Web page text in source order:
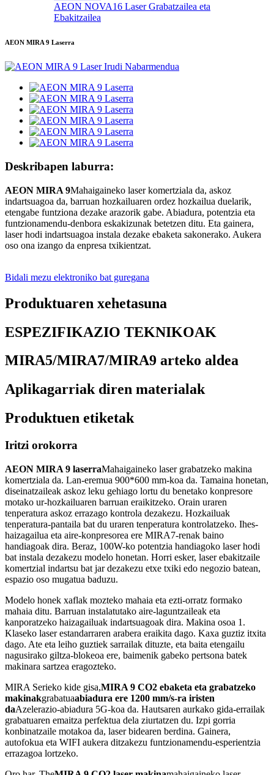
AEON NOVA16 Laser Grabatzailea eta
Ebakitzailea
AEON MIRA 9 Laserra
Deskribapen laburra:
AEON MIRA 9Mahaigaineko laser komertziala da, askoz
indartsuagoa da, barruan hozkailuaren ordez hozkailua duelarik,
etengabe funtziona dezake arazorik gabe. Abiadura, potentzia eta
funtzionamendu-denbora eskakizunak betetzen ditu. Eta gainera,
laser hodi indartsuagoa instala dezake ebaketa sakonerako. Aukera
oso ona izango da enpresa txikientzat.
Bidali mezu elektroniko bat guregana
Produktuaren xehetasuna
ESPEZIFIKAZIO TEKNIKOAK
MIRA5/MIRA7/MIRA9 arteko aldea
Aplikagarriak diren materialak
Produktuen etiketak
Iritzi orokorra
AEON MIRA 9 laserraMahaigaineko laser grabatzeko makina
komertziala da. Lan-eremua 900*600 mm-koa da. Tamaina honetan,
diseinatzaileak askoz leku gehiago lortu du benetako konpresore
motako ur-hozkailuaren barruan eraikitzeko. Orain uraren
tenperatura askoz errazago kontrola dezakezu. Hozkailuak
tenperatura-pantaila bat du uraren tenperatura kontrolatzeko. Ihes-
haizagailua eta aire-konpresorea ere MIRA7-renak baino
handiagoak dira. Beraz, 100W-ko potentzia handiagoko laser hodi
bat instala dezakezu modelo honetan. Horri esker, laser ebakitzaile
komertzial indartsu bat jar dezakezu etxe txiki edo negozio batean,
espazio oso mugatua baduzu.
Modelo honek xaflak mozteko mahaia eta ezti-orratz formako
mahaia ditu. Barruan instalatutako aire-laguntzaileak eta
kanporatzeko haizagailuak indartsuagoak dira. Makina osoa 1.
Klaseko laser estandarraren arabera eraikita dago. Kaxa guztiz itxita
dago. Ate eta leiho guztiek sarrailak dituzte, eta baita etengailu
nagusirako giltza-blokeoa ere, baimenik gabeko pertsona batek
makinara sartzea eragozteko.
MIRA Serieko kide gisa,MIRA 9 CO2 ebaketa eta grabatzeko
makinakgrabatuaabiadura ere 1200 mm/s-ra iristen
daAzelerazio-abiadura 5G-koa da. Hautsaren aurkako gida-errailak
grabatuaren emaitza perfektua dela ziurtatzen du. Izpi gorria
konbinatzaile motakoa da, laser bidearen berdina. Gainera,
autofokua eta WIFI aukera ditzakezu funtzionamendu-esperientzia
errazagoa lortzeko.